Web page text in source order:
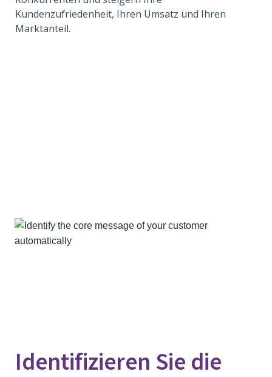
Kundenzufriedenheit, Ihren Umsatz und Ihren
Marktanteil.
Identifizieren Sie die